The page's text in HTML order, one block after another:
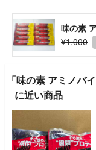
¥1,000
「味の素 アミノバ
に近い商品